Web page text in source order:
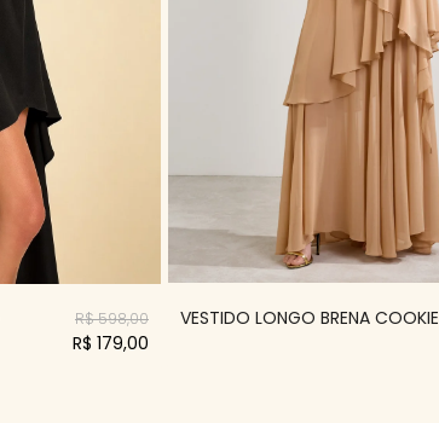
R$ 598,00
R$ 179,00
VESTIDO LONGO BRENA COOKIE